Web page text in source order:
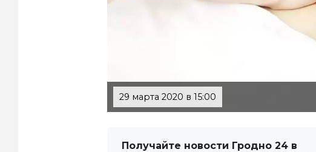
29 марта 2020 в 15:00
Получайте новости Гродно 24 в